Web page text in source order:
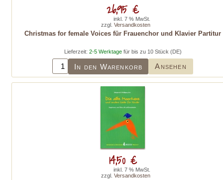
Christmas for female Voices für Frauenchor und Klavier Partitur
Lieferzeit: 2-5 Werktagefür bis zu 10 Stück (DE)
In den Warenkorb Ansehen
26,95 €
inkl. 7 % MwSt.
zzgl. Versandkosten
14,50 €
inkl. 7 % MwSt.
zzgl. Versandkosten